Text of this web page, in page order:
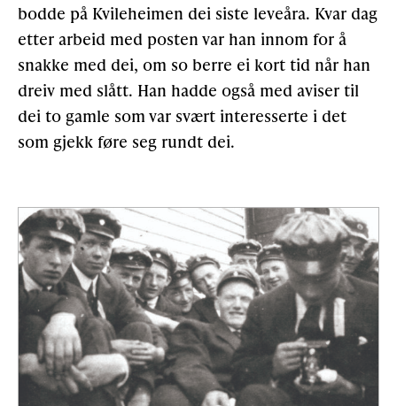
bodde på Kvileheimen dei siste leveåra. Kvar dag
etter arbeid med posten var han innom for å
snakke med dei, om so berre ei kort tid når han
dreiv med slått. Han hadde også med aviser til
dei to gamle som var svært interesserte i det
som gjekk føre seg rundt dei.